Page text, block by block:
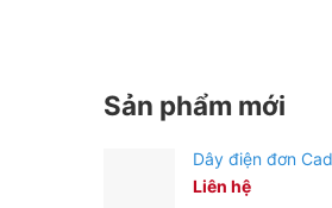
Sản phẩm mới
Dây điện đơn
Liên hệ